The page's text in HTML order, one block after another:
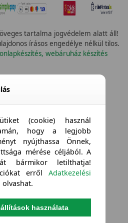
tartalma jogvédelem alatt áll!
írásos engedélye nélkül tilos.
webáruház készítés
(cookie) használ
hogy a legjobb
nyújthassa Önnek,
mérése céljából. A
bármikor letilthatja!
errőlAdatkezelési
olvashat.
használata